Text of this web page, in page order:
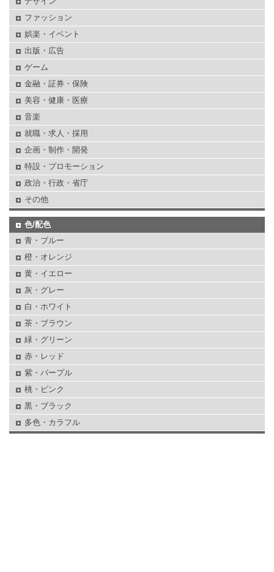
ファッション
娯楽・イベント
出版・広告
ゲーム
金融・証券・保険
美容・健康・医療
音楽
就職・求人・採用
企画・制作・開発
特設・プロモーション
政治・行政・省庁
その他
色/配色
青・ブルー
橙・オレンジ
黄・イエロー
灰・グレー
白・ホワイト
茶・ブラウン
緑・グリーン
赤・レッド
紫・パープル
桃・ピンク
黒・ブラック
多色・カラフル